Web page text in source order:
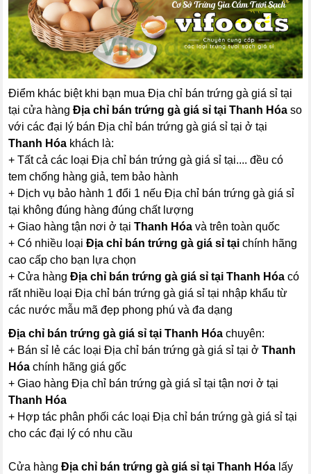
Điểm khác biệt khi bạn mua Địa chỉ bán trứng gà giá sỉ tại
tại cửa hàngĐịa chỉ bán trứng gà giá sỉ tại Thanh Hóa so
với các đại lý bán Địa chỉ bán trứng gà giá sỉ tại ở tại
Thanh Hóa khách là:
+ Tất cả các loại Địa chỉ bán trứng gà giá sỉ tại.... đều có
tem chống hàng giả, tem bảo hành
+ Dịch vụ bảo hành 1 đổi 1 nếu Địa chỉ bán trứng gà giá sỉ
tại không đúng hàng đúng chất lượng
+ Giao hàng tận nơi ở tạiThanh Hóa và trên toàn quốc
+ Có nhiều loạiĐịa chỉ bán trứng gà giá sỉ tại chính hãng
cao cấp cho bạn lựa chọn
+ Cửa hàngĐịa chỉ bán trứng gà giá sỉ tại Thanh Hóa có
rất nhiều loại Địa chỉ bán trứng gà giá sỉ tại nhập khẩu từ
các nước mẫu mã đẹp phong phú và đa dạng
Địa chỉ bán trứng gà giá sỉ tại Thanh Hóachuyên:
+ Bán sỉ lẻ các loại Địa chỉ bán trứng gà giá sỉ tại ởThanh
Hóa chính hãng giá gốc
+ Giao hàng Địa chỉ bán trứng gà giá sỉ tại tận nơi ở tại
Thanh Hóa
+ Hợp tác phân phối các loại Địa chỉ bán trứng gà giá sỉ tại
cho các đại lý có nhu cầu
Cửa hàngĐịa chỉ bán trứng gà giá sỉ tại Thanh Hóa lấy